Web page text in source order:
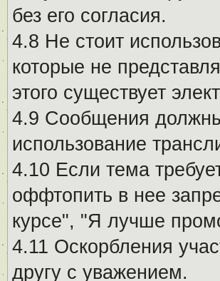
без его согласия.
4.8 Не стоит
которые не
этого существует
4.9 Сообщения
использование
4.10 Если тема
оффтопить в нее
курсе", "Я лучше
4.11 Оскорбления
другу с уважением.